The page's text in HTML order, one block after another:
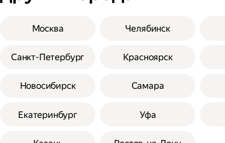
Москва
Санкт-Петербург
Новосибирск
Екатеринбург
Челябинск
Красноярск
Самара
Уфа